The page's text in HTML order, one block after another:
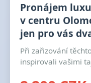
Pronájem
v centru
jen pro vás
Při zařizování
inspirovali vašimi